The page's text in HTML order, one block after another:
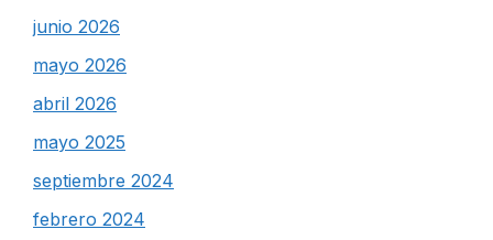
junio 2026
mayo 2026
abril 2026
mayo 2025
septiembre 2024
febrero 2024